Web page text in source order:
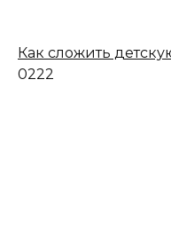
Как сложить
0222